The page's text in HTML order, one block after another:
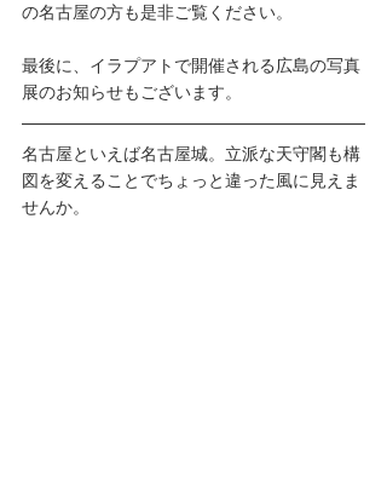
の名古屋の方も是非ご覧ください。
最後に、イラプアトで開催される広島の写真
展のお知らせもございます。
名古屋といえば名古屋城。立派な天守閣も構
図を変えることでちょっと違った風に見えま
せんか。